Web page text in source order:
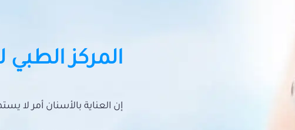
المركز الطبي
إن العناية بالأسنان أمر لا